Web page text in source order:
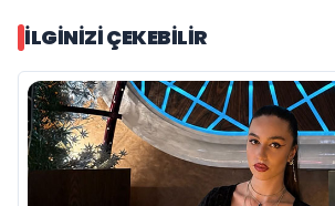
İLGINIZI ÇEKEBILIR